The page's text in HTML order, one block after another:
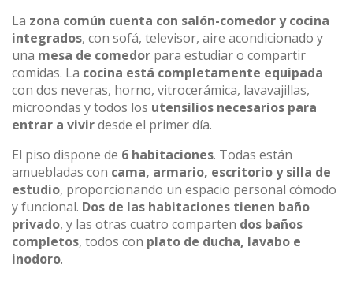
La zona común cuenta con salón-comedor y cocina
integrados, con sofá, televisor, aire acondicionado y
una mesa de comedor para estudiar o compartir
comidas. La cocina está completamente equipada
con dos neveras, horno, vitrocerámica, lavavajillas,
microondas y todos los utensilios necesarios para
entrar a vivirdesde el primer día.
El piso dispone de 6 habitaciones. Todas están
amuebladas con cama, armario, escritorio y silla de
estudio, proporcionando un espacio personal cómodo
y funcional. Dos de las habitaciones tienen baño
privado, y las otras cuatro comparten dos baños
completos, todos con plato de ducha, lavabo e
inodoro.